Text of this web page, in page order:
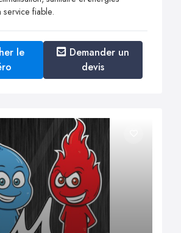
service fiable.
le
Demander un
devis